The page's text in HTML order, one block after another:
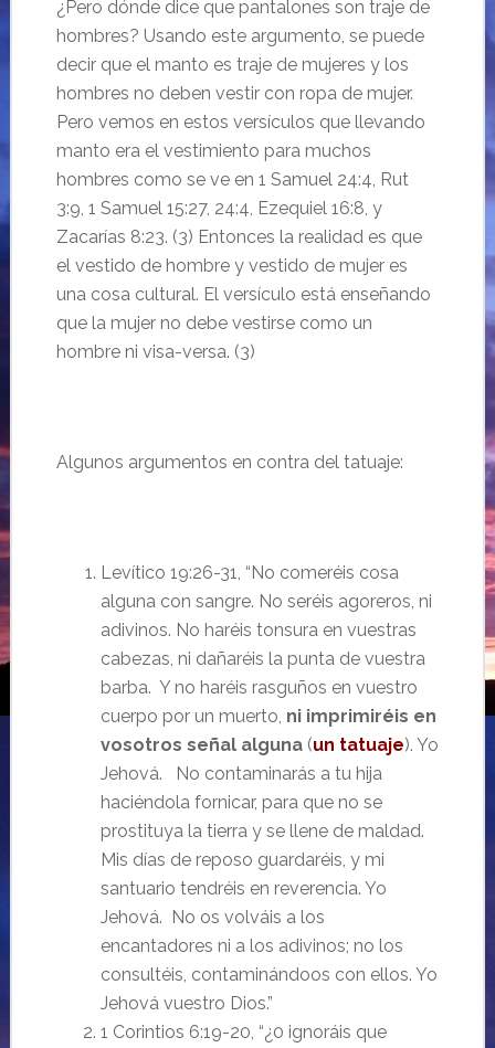
¿Pero dónde dice que pantalones son traje de
hombres? Usando este argumento, se puede
decir que el manto es traje de mujeres y los
hombres no deben vestir con ropa de mujer.
Pero vemos en estos versículos que llevando
manto era el vestimiento para muchos
hombres como se ve en 1 Samuel 24:4, Rut
3:9, 1 Samuel 15:27, 24:4, Ezequiel 16:8, y
Zacarías 8:23. (3) Entonces la realidad es que
el vestido de hombre y vestido de mujer es
una cosa cultural. El versículo está enseñando
que la mujer no debe vestirse como un
hombre ni visa-versa. (3)
Algunos argumentos en contra del tatuaje:
Levítico 19:26-31, “No comeréis cosa
alguna con sangre. No seréis agoreros, ni
adivinos. No haréis tonsura en vuestras
cabezas, ni dañaréis la punta de vuestra
barba. Y no haréis rasguños en vuestro
cuerpo por un muerto, ni imprimiréis en
vosotros señal alguna(un tatuaje). Yo
Jehová. No contaminarás a tu hija
haciéndola fornicar, para que no se
prostituya la tierra y se llene de maldad.
Mis días de reposo guardaréis, y mi
santuario tendréis en reverencia. Yo
Jehová. No os volváis a los
encantadores ni a los adivinos; no los
consultéis, contaminándoos con ellos. Yo
Jehová vuestro Dios.”
1 Corintios 6:19-20, “¿0 ignoráis que